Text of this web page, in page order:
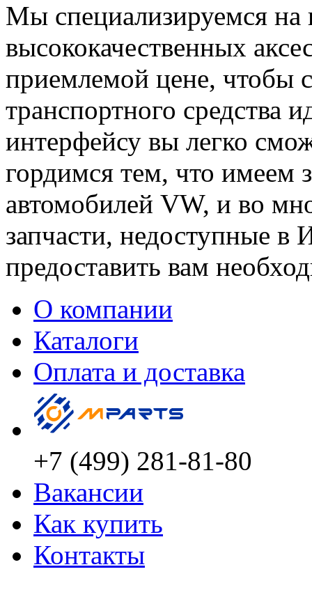
Мы специализируемся на
высококачественных
приемлемой цене, чтобы
транспортного средства
интерфейсу вы легко
гордимся тем, что имеем
автомобилей VW, и во
запчасти, недоступные
предоставить вам
О компании
Каталоги
Оплата и доставка
+7 (499) 281-81-80
Вакансии
Как купить
Контакты